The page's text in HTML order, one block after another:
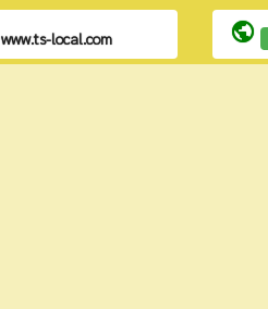
www.ts-local.com public